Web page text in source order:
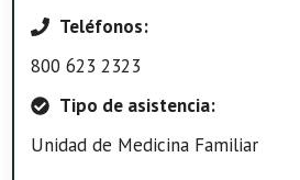
Teléfonos:
800 623 2323
Tipo de asistencia:
Unidad de Medicina Familiar